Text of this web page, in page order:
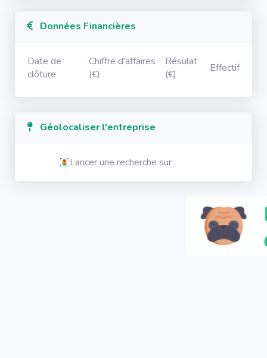
Données Financières
Date de
clôture
Chiffre d'affaires
(€)
Résulat
(€)
Effectif
Géolocaliser l'entreprise
Lancer une recherche sur :